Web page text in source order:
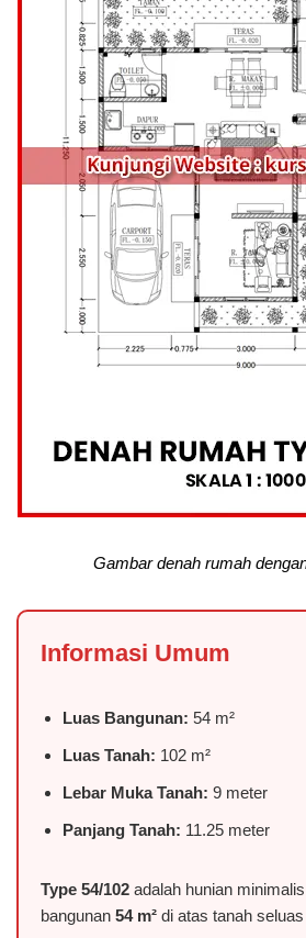
Gambar denah rumah
Informasi Umum
Luas Bangunan: 54 m²
Luas Tanah: 102 m²
Lebar Muka Tanah: 9 meter
Panjang Tanah: 11.25 meter
Type 54/102 adalah hunian
bangunan 54 m² di atas tanah seluas